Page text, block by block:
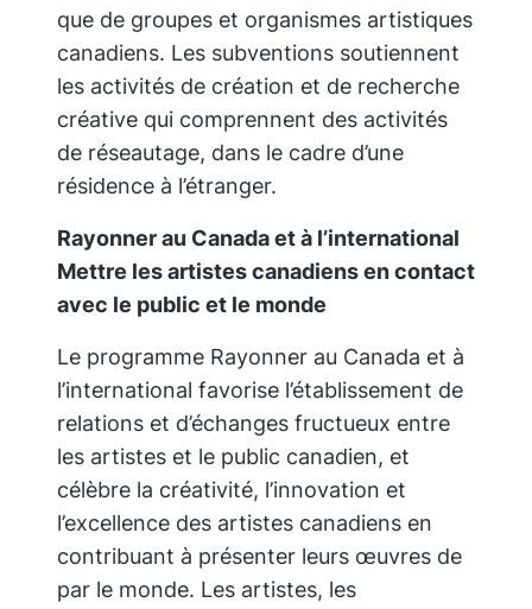
que de groupes et organismes artistiques
canadiens. Les subventions soutiennent
les activités de création et de recherche
créative qui comprennent des activités
de réseautage, dans le cadre d’une
résidence à l’étranger.
Rayonner au Canada et à l’international
Mettre les artistes canadiens en contact
avec le public et le monde
Le programme Rayonner au Canada et à
l’international favorise l’établissement de
relations et d’échanges fructueux entre
les artistes et le public canadien, et
célèbre la créativité, l’innovation et
l’excellence des artistes canadiens en
contribuant à présenter leurs œuvres de
par le monde. Les artistes, les